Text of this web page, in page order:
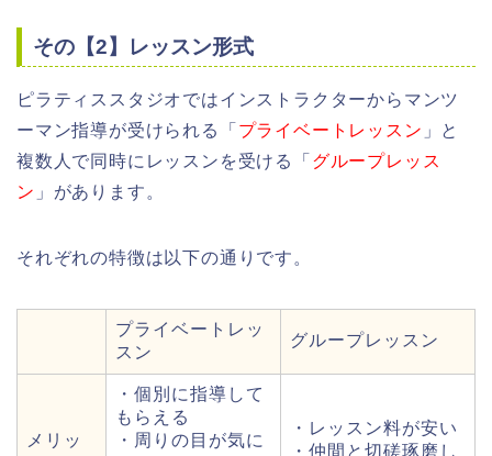
その【2】レッスン形式
ピラティススタジオではインストラクターからマンツ
ーマン指導が受けられる「 プライベートレッスン 」と
複数人で同時にレッスンを受ける「 グループレッス
ン 」があります。
それぞれの特徴は以下の通りです。
プライベートレッ
スン
グループレッスン
メリッ
・個別に指導して
もらえる
・周りの目が気に
・レッスン料が安い
・仲間と切磋琢磨し